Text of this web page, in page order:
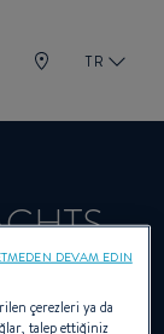
TR
çerezleri ya da
talep ettiğiniz
DEVAM EDIN